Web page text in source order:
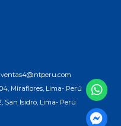
Miraflores, Lima- Perú
San Isidro, Lima- Perú